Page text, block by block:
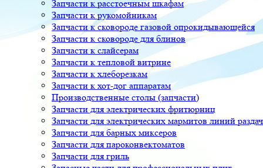
Запчасти к расстоечным шкафам
Запчасти к рукомойникам
Запчасти к сковороде газовой опрокидывающейся
Запчасти к сковороде для блинов
Запчасти к слайсерам
Запчасти к тепловой витрине
Запчасти к хлеборезкам
Запчасти к хот-дог аппаратам
Производственные столы (запчасти)
Запчасти для электрических фритюрниц
Запчасти для электрических мармитов линий
Запчасти для барных миксеров
Запчасти для пароконвектоматов
Запчасти для гриль